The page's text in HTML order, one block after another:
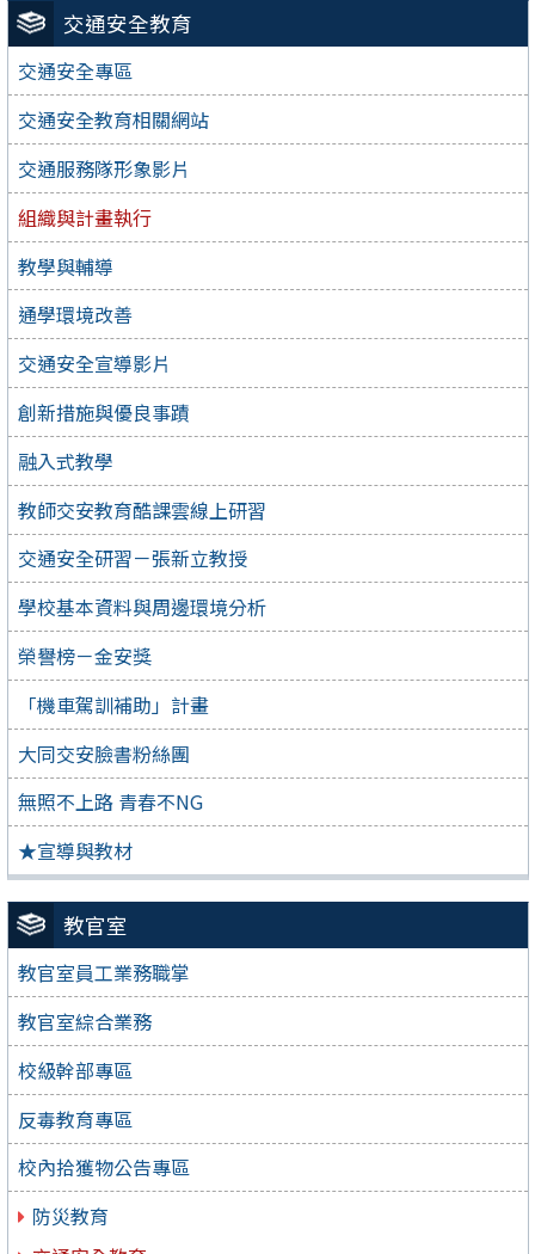
交通安全教育
交通安全專區
交通安全教育相關網站
交通服務隊形象影片
組織與計畫執行
教學與輔導
通學環境改善
交通安全宣導影片
創新措施與優良事蹟
融入式教學
教師交安教育酷課雲線上研習
交通安全研習－張新立教授
學校基本資料與周邊環境分析
榮譽榜－金安獎
「機車駕訓補助」計畫
大同交安臉書粉絲團
無照不上路 青春不NG
★宣導與教材
教官室
教官室員工業務職掌
教官室綜合業務
校級幹部專區
反毒教育專區
校內拾獲物公告專區
防災教育